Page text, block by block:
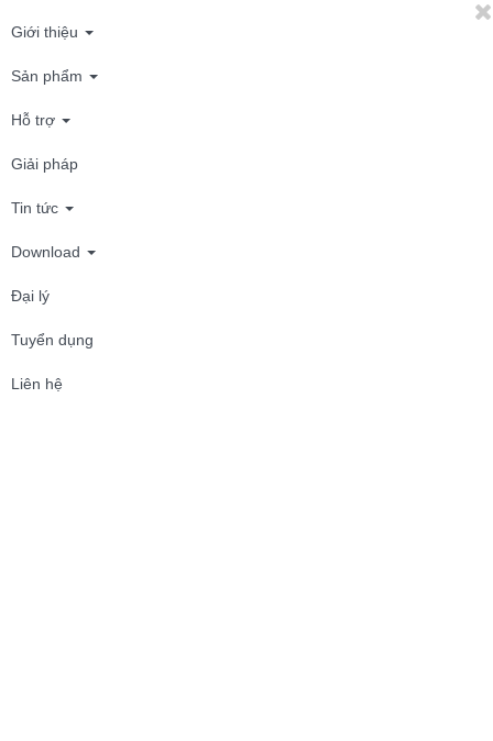
Giới thiệu
Sản phẩm
Hỗ trợ
Giải pháp
Tin tức
Download
Đại lý
Tuyển dụng
Liên hệ